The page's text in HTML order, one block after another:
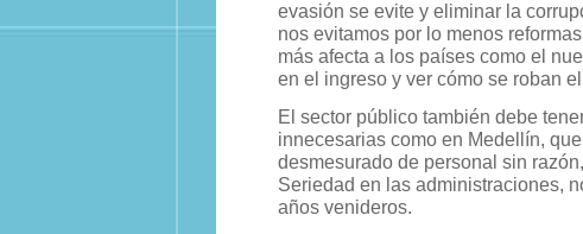
evasión se evite y eliminar la
nos evitamos por lo menos
más afecta a los países como el
en el ingreso y ver cómo se roban
El sector público también debe
innecesarias como en Medellín,
desmesurado de personal sin
Seriedad en las administraciones,
años venideros.